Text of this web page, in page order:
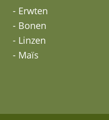
- Erwten
- Bonen
- Linzen
- Maïs